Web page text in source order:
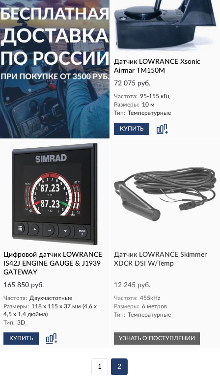
КУПИТЬ
Датчик LOWRANCE Xsonic
Airmar TM150M
72 075 руб.
Частота: 95-155 кГц
Размеры: 10 м
Тип: Температурные
КУПИТЬ
Цифровой датчик LOWRANCE
IS42J ENGINE GAUGE & J1939
GATEWAY
165 850 руб.
Частота: Двухчастотные
Размеры: 118 x 115 x 37 мм (4,6 x
4,5 x 1,4 дюйма)
Тип: 3D
КУПИТЬ
Датчик LOWRANCE Skimmer
XDCR DSI W/Temp
12 245 руб.
Частота: 455kHz
Размеры: 6 метров
Тип: Температурные
УЗНАТЬ О ПОСТУПЛЕНИИ
1 2